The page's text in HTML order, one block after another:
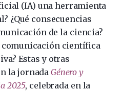
(IA) una herramienta
¿Qué consecuencias
de la ciencia?
comunicación científica
Estas y otras
la jornadaGénero y
2025, celebrada en la